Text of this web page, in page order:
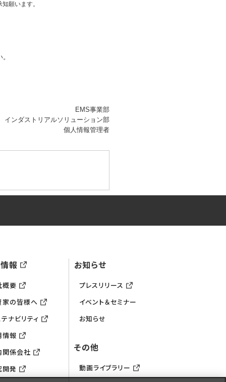
願います。
EMS事業部
インダストリアルソリューション部
個人情報管理者
報
概要
家の皆様へ
ナビリティ
情報
関係会社
開発
お知らせ
プレスリリース
イベント＆セミナー
お知らせ
その他
動画ライブラリー